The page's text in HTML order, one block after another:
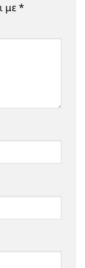
με*